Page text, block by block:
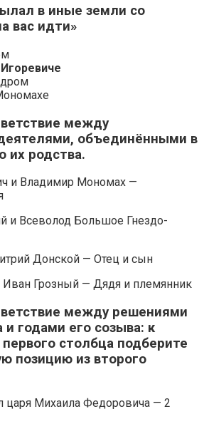
в иные земли со
вас идти»
между
объединёнными в
их родства.
и Владимир Мономах —
и Всеволод Большое Гнездо-
Донской — Отец и сын
Иван Грозный — Дядя и племянник
между решениями
и годами его созыва: к
столбца подберите
позицию из второго
царя Михаила Федоровича — 2